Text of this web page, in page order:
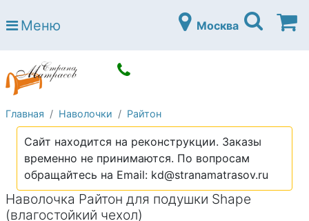
Страна матрасов
Open submenu (Матрасы)
Open submenu (Кровати)
Кровати
Open submenu (Аксессуары)
Open submenu (Диваны)
Диваны
Open submenu (Постельное белье)
Постельное белье
Open submenu (Мебель)
Мебель
Open submenu (Основания)
Основания
Меню Москва
Главная Наволочки Райтон
Сайт находится на реконструкции. Заказы
временно не принимаются. По вопросам
обращайтесь на Email: kd@stranamatrasov.ru
Наволочка Райтон для подушки Shape
(влагостойкий чехол)